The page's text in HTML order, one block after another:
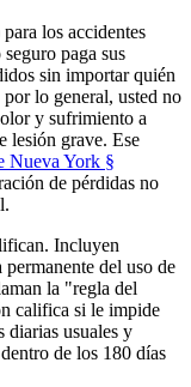
los accidentes
paga sus
sin importar quién
lo general, usted no
y sufrimiento a
lesión grave. Ese
Nueva York §
de pérdidas no
Incluyen
del uso de
la "regla del
califica si le impide
diarias usuales y
de los 180 días